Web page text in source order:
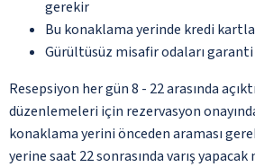
gerekir
Bu konaklama yerinde kredi
Gürültüsüz misafir odaları
Resepsiyon her gün 8 - 22 arasında
düzenlemeleri için rezervasyon
konaklama yerini önceden araması
yerine saat 22 sonrasında varış